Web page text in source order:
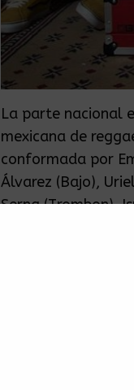
La parte nacional
mexicana de
conformada por
Álvarez (Bajo),
Serna (Trombon),